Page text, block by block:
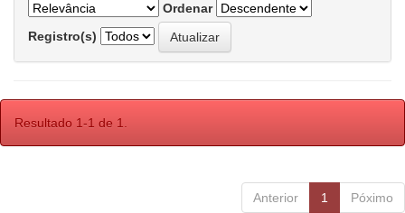
Ordenar
Registro(s)
Resultado 1-1 de 1.
Anterior 1 Póximo